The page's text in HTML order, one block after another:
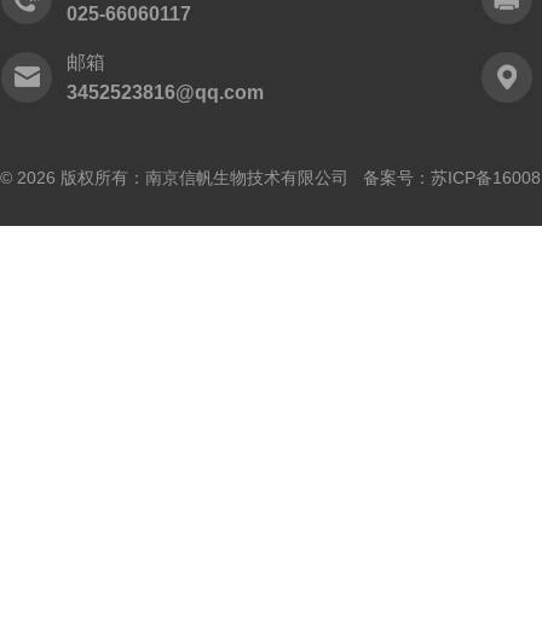
025-66060117
邮箱
3452523816@qq.com
© 2026 版权所有：南京信帆生物技术有限公司 备案号： 苏ICP备